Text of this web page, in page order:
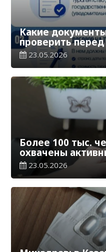
Какие
проверить перед
23.05.2026
Более 100 тыс.
охвачены
содействия
23.05.2026